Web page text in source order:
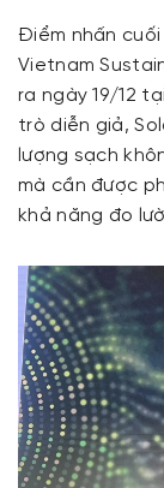
Điểm nhấn cuối
Vietnam
ra ngày 19/12
trò diễn giả,
lượng sạch
mà cần được
khả năng đo